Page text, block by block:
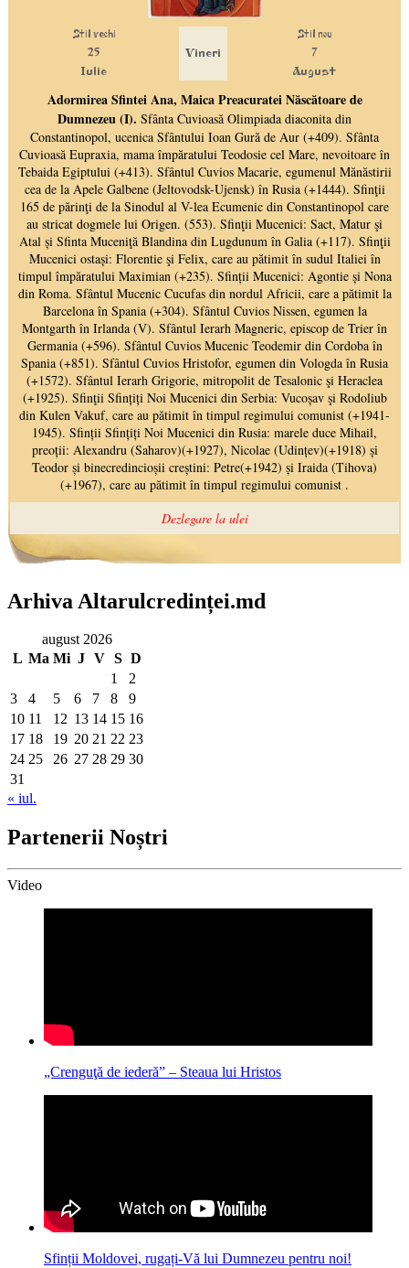
Arhiva Altarulcredinței.md
august 2026
L Ma Mi J V S D
1
2
3
4 5 6 7 8
9
10 11 12 13 14 15 16
17 18 19 20 21 22 23
24 25 26 27 28 29 30
31
« iul.
Partenerii Noștri
Video
„Crenguţă de iederă” – Steaua lui Hristos
Sfinții Moldovei, rugați-Vă lui Dumnezeu pentru noi!